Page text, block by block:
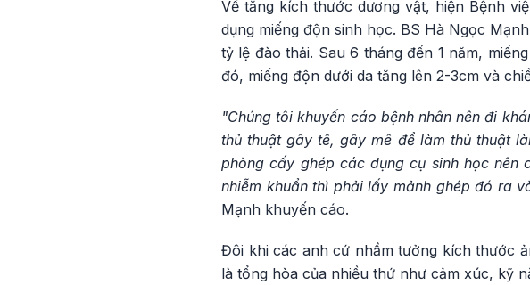
Về tăng kích thước dương vật, hiện Bệnh
dụng miếng độn sinh học. BS Hà Ngọc
tỷ lệ đào thải. Sau 6 tháng đến 1 năm,
đó, miếng độn dưới da tăng lên 2-3cm và
"Chúng tôi khuyến cáo bệnh nhân nên đi
thủ thuật gây tê, gây mê để làm thủ thuật
phòng cấy ghép các dụng cụ sinh học
nhiễm khuẩn thì phải lấy mảnh ghép đó ra
Mạnh khuyến cáo.
Đôi khi các anh cứ nhầm tưởng kích thước
là tổng hòa của nhiều thứ như cảm xúc, kỹ